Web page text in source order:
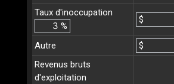
Taux d'inoccupation
%
$
Autre
$
Revenus bruts
d'exploitation